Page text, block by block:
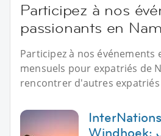
Participez à nos
passionants en
Participez à nos événements
mensuels pour expatriés de
rencontrer d'autres
InterNations